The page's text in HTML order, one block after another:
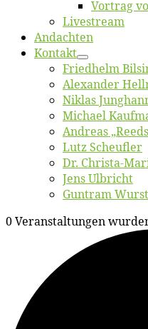
Vor­trag
Live­stream
An­dach­ten
Kon­takt
Fried­helm
Alex­an­der
Ni­klas
Mi­cha­el
An­dre­as
Lutz Scheuf­ler
Dr. Chris­­ta-
Jens Ulb­richt
Gun­tram Wurst
0 Veranstaltungen